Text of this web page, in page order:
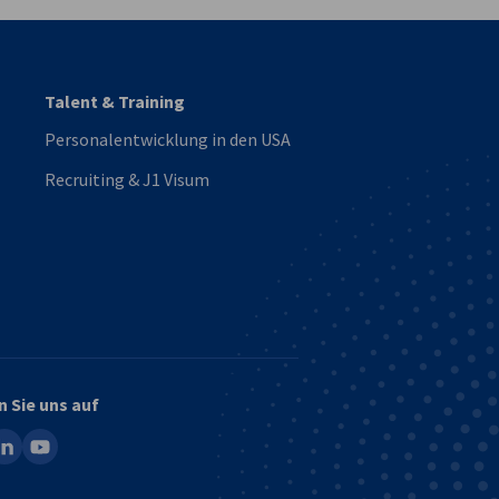
Talent & Training
Personalentwicklung in den USA
Recruiting & J1 Visum
Sie uns auf
youtube